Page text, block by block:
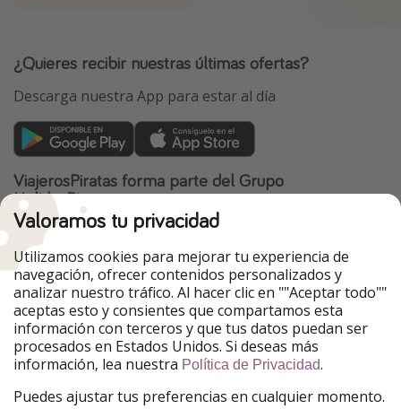
¿Quieres recibir nuestras últimas ofertas?
Descarga nuestra App para estar al día
ViajerosPiratas forma parte del Grupo
HolidayPirates
Nuestros mercados
PiratinViaggio
HolidayPirates
VakantiePiraten
WakacyjniPiraci
VoyagesPirates
Ferienpiraten
Urlaubspiraten
Urlaubspiraten
TravelPirates
Nuestro grupo
HolidayPirates Group
Valoramos tu privacidad
Utilizamos cookies para mejorar tu experiencia de
navegación, ofrecer contenidos personalizados y
analizar nuestro tráfico. Al hacer clic en ""Aceptar todo""
aceptas esto y consientes que compartamos esta
información con terceros y que tus datos puedan ser
procesados en Estados Unidos. Si deseas más
información, lea nuestra Política de Privacidad.
Puedes ajustar tus preferencias en cualquier momento.